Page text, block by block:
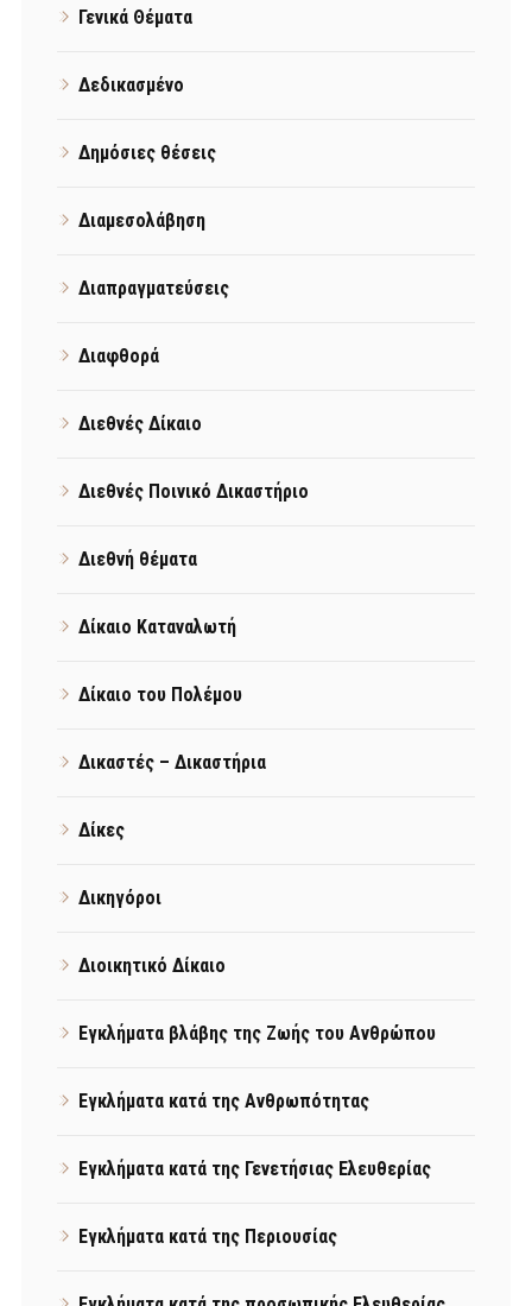
Γενικά Θέματα
Δεδικασμένο
Δημόσιες θέσεις
Διαμεσολάβηση
Διαπραγματεύσεις
Διαφθορά
Διεθνές Δίκαιο
Διεθνές Ποινικό Δικαστήριο
Διεθνή θέματα
Δίκαιο Καταναλωτή
Δίκαιο του Πολέμου
Δικαστές – Δικαστήρια
Δίκες
Δικηγόροι
Διοικητικό Δίκαιο
Εγκλήματα βλάβης της Ζωής του Ανθρώπου
Εγκλήματα κατά της Ανθρωπότητας
Εγκλήματα κατά της Γενετήσιας Ελευθερίας
Εγκλήματα κατά της Περιουσίας